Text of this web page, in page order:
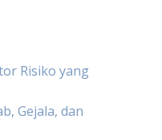
Risiko yang
Gejala, dan